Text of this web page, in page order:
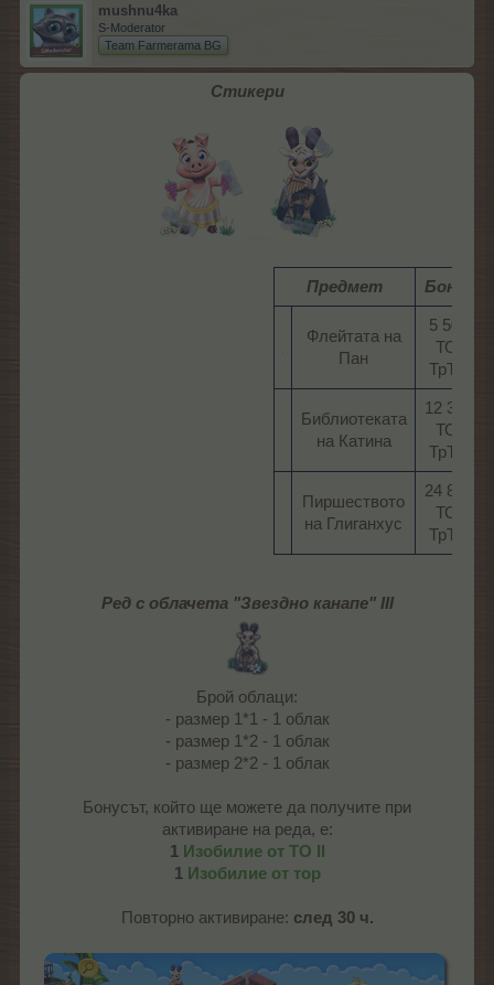
mushnu4ka
S-Moderator
Team Farmerama BG
Стикери
Предмет Бонус
Флейтата на
Пан​
5 500
ТО/
ТрТО​
Библиотеката
на Катина​
12 300
ТО/
ТрТО​
Пиршеството
на Глиганхус​
24 800
ТО/
ТрТО​
Ред с облачета "Звездно канапе" III
Брой облаци:
- размер 1*1 - 1 облак
- размер 1*2 - 1 облак
- размер 2*2 - 1 облак
Бонусът, който ще можете да получите при
активиране на реда, е:
1 Изобилие от ТО II
1 Изобилие от тор
Повторно активиране: след 30 ч.